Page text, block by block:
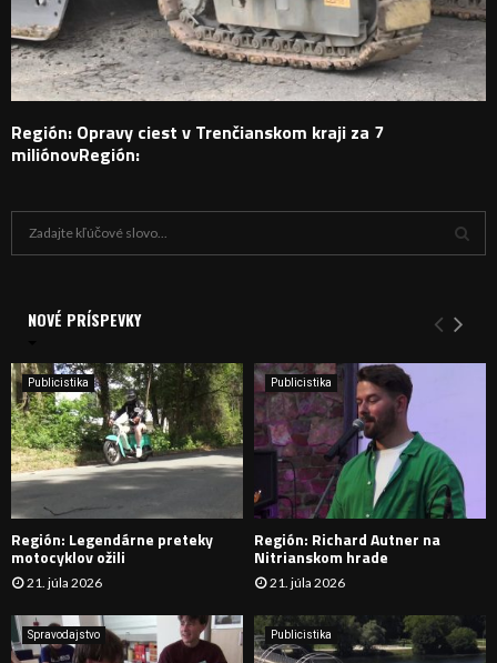
Región: Opravy ciest v Trenčianskom kraji za 7
miliónovRegión:
i
e
:
Y
H
D
A
NOVÉ PRÍSPEVKY
Publicistika
Región: Legendárne preteky
motocyklov ožili
21. júla 2026
Publicistika
Región: Richard Autner na
Nitrianskom hrade
21. júla 2026
Spravodajstvo Publicistika